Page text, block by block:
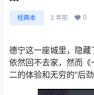
经典本 3 年前 0
德宁这一座城里，隐
依然回不去家，然而
二的体验和无穷的“后劲